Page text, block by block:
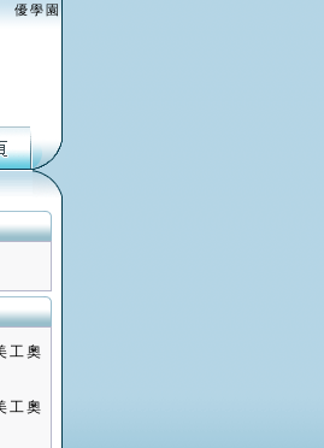
優學園
工奧
工奧